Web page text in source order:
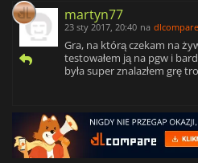
martyn77
23 sty 2017, 20:40 na
Gra, na którą czekam na
testowałem ją na pgw i
była super znalazłem grę